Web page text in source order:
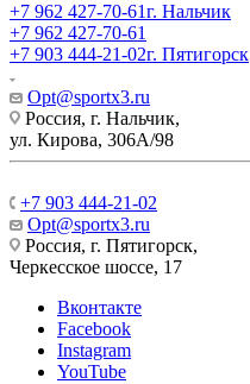
+7 962 427-70-61г. Нальчик
+7 962 427-70-61
+7 903 444-21-02г. Пятигорск
Opt@sportx3.ru
Россия, г. Нальчик,
ул. Кирова, 306А/98
+7 903 444-21-02
Opt@sportx3.ru
Россия, г. Пятигорск,
Черкесское шоссе, 17
Вконтакте
Facebook
Instagram
YouTube